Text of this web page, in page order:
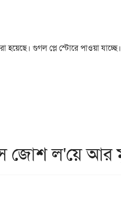
গুগল প্লে স্টোরে পাওয়া
জোশ ল'য়ে আর